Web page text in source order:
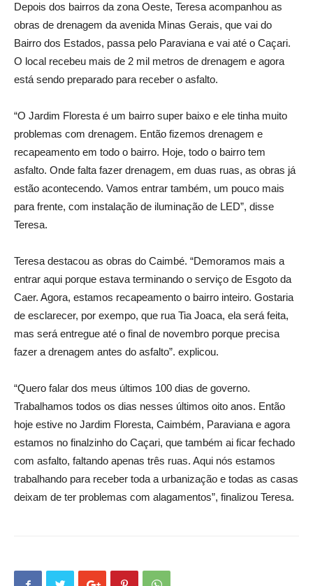
Depois dos bairros da zona Oeste, Teresa acompanhou as
obras de drenagem da avenida Minas Gerais, que vai do
Bairro dos Estados, passa pelo Paraviana e vai até o Caçari.
O local recebeu mais de 2 mil metros de drenagem e agora
está sendo preparado para receber o asfalto.
“O Jardim Floresta é um bairro super baixo e ele tinha muito
problemas com drenagem. Então fizemos drenagem e
recapeamento em todo o bairro. Hoje, todo o bairro tem
asfalto. Onde falta fazer drenagem, em duas ruas, as obras já
estão acontecendo. Vamos entrar também, um pouco mais
para frente, com instalação de iluminação de LED”, disse
Teresa.
Teresa destacou as obras do Caimbé. “Demoramos mais a
entrar aqui porque estava terminando o serviço de Esgoto da
Caer. Agora, estamos recapeamento o bairro inteiro. Gostaria
de esclarecer, por exempo, que rua Tia Joaca, ela será feita,
mas será entregue até o final de novembro porque precisa
fazer a drenagem antes do asfalto”. explicou.
“Quero falar dos meus últimos 100 dias de governo.
Trabalhamos todos os dias nesses últimos oito anos. Então
hoje estive no Jardim Floresta, Caimbém, Paraviana e agora
estamos no finalzinho do Caçari, que também ai ficar fechado
com asfalto, faltando apenas três ruas. Aqui nós estamos
trabalhando para receber toda a urbanização e todas as casas
deixam de ter problemas com alagamentos”, finalizou Teresa.